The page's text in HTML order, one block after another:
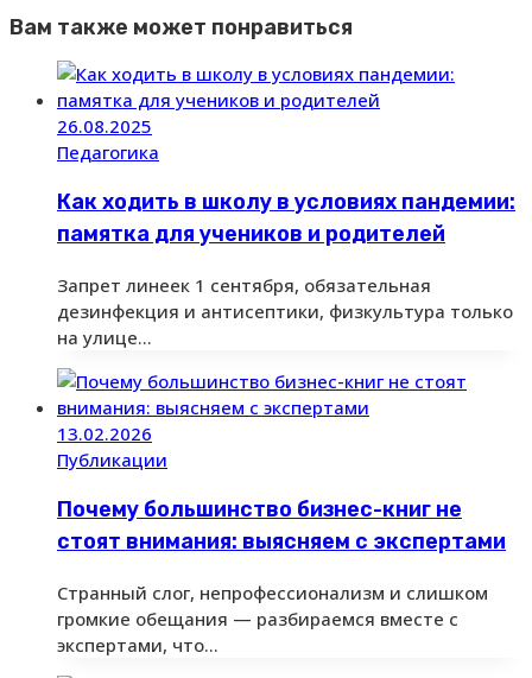
Вам также может понравиться
26.08.2025
Педагогика
Как ходить в школу в условиях пандемии:
памятка для учеников и родителей
Запрет линеек 1 сентября, обязательная
дезинфекция и антисептики, физкультура только
на улице…
13.02.2026
Публикации
Почему большинство бизнес-книг не
стоят внимания: выясняем с экспертами
Странный слог, непрофессионализм и слишком
громкие обещания — разбираемся вместе с
экспертами, что…